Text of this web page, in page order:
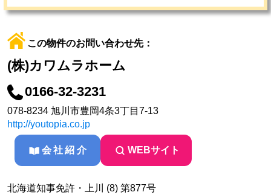
この物件のお問い合わせ先：
(株)カワムラホーム
0166-32-3231
078-8234 旭川市豊岡4条3丁目7-13
http://youtopia.co.jp
会社紹介 WEBサイト
北海道知事免許・上川 (8) 第877号